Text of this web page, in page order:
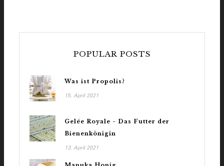
POPULAR POSTS
Was ist Propolis?
15. April 2021
Gelée Royale - Das Futter der
Bienenkönigin
13. April 2021